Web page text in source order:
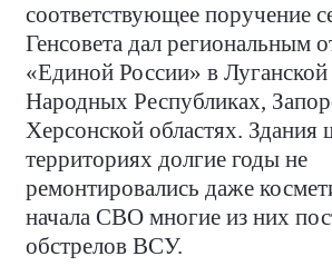
соответствующее поручение
Генсовета дал региональным
«Единой России» в
Народных Республиках,
Херсонской областях. Здания
территориях долгие годы не
ремонтировались даже
начала СВО многие из них
обстрелов ВСУ.